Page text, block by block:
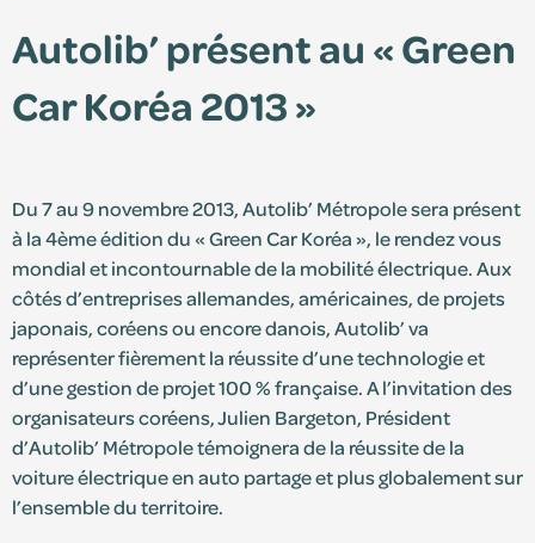
Édition 2025
Édition 2024
Espace adhérent
Consultez le centre de ressources et retrouvez
vos documents personnalisés.
Autolib’ présent au « Green
Car Koréa 2013 »
Du 7 au 9 novembre 2013, Autolib’ Métropole sera présent
à la 4ème édition du « Green Car Koréa », le rendez vous
mondial et incontournable de la mobilité électrique. Aux
côtés d’entreprises allemandes, américaines, de projets
japonais, coréens ou encore danois, Autolib’ va
représenter fièrement la réussite d’une technologie et
d’une gestion de projet 100 % française. A l’invitation des
organisateurs coréens, Julien Bargeton, Président
d’Autolib’ Métropole témoignera de la réussite de la
voiture électrique en auto partage et plus globalement sur
l’ensemble du territoire.